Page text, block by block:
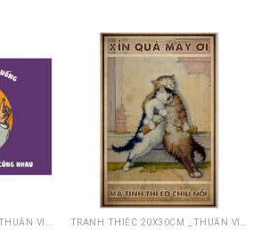
TRANH THIẾC 20X30CM _THUẦN VIỆT TRANH THIẾC 20X30CM _THUẦN VIỆT